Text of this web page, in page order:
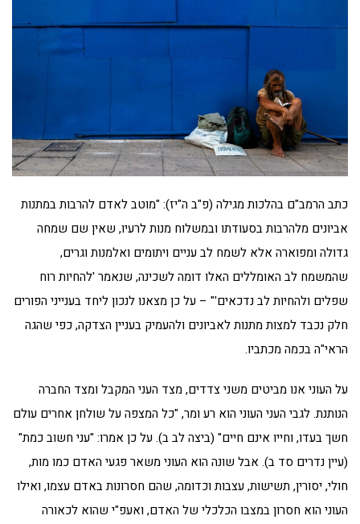
כתב הרמב"ם בהלכות מגילה (פ"ב ה"יז): "מוטב לאדם להרבות במתנות
אביונים מלהרבות בסעודתו ובמשלוח מנות לרעיו, שאין שם שמחה
גדולה ומפוארה אלא לשמח לב עניים ויתומים ואלמנות וגרים,
שהמשמח לב האומללים האלו דומה לשכינה, שנאמר 'להחיות רוח
שפלים ולהחיות לב נדכאים'" – על כן מצאנו לנכון ליחד בענייני הפורים
חלק נכבד למצות מתנות לאביונים ולהעמיק בעניין הצדקה, כפי שהגה
הראי"ה בכמה מכתביו.
על העוני אנו מביטים משני צדדים, מצד העני המקבל ומצד החברה
הנותנת. לגבי העני העוני הוא רע ומר, "כל המצפה על שולחן אחרים עולם
חשך בעדו, וחייו אינם חיים" (ביצה לב ב). על כן אמרו: "עני חשוב כמת"
(עיין נדרים סד ב). אבל שונה הוא העוני משאר פגעי האדם כמו מות,
חולי, יסורין, תשישות, עצבות וכדומה, שהם חסרונות באדם עצמו, ואילו
העוני הוא חסרון במצבו הכלכלי של האדם, ואעפ"י שהוא לכאורה